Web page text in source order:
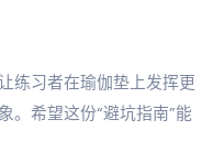
练习者在瑜伽垫上发挥更
。希望这份“避坑指南”能